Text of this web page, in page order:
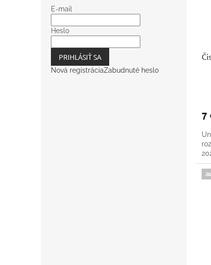
E-mail
Heslo
PRIHLÁSIŤ SA
Nová registráciaZabudnuté heslo
7